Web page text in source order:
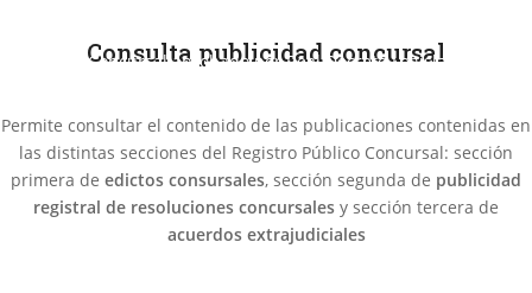
Ley Concursal aprobado por Real Decreto Legislativo
Consulta publicidad concursal
Permite consultar el contenido de las publicaciones contenidas en
las distintas secciones del Registro Público Concursal: sección
primera de edictos consursales, sección segunda de publicidad
registral de resoluciones concursales y sección tercera de
acuerdos extrajudiciales